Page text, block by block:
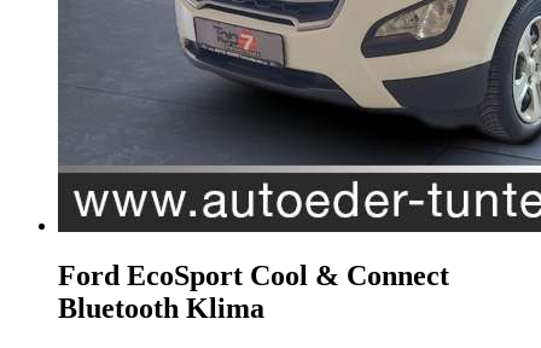
Ford EcoSport Cool & Connect
Bluetooth Klima